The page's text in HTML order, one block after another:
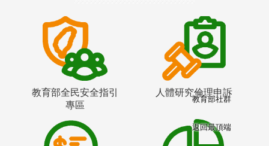
教育部全民安全指引
專區
人體研究倫理申訴
教育部社群
返回最頂端